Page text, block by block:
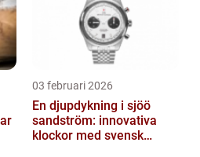
03 februari 2026
En djupdykning i sjöö
sandström: innovativa
klockor med svensk